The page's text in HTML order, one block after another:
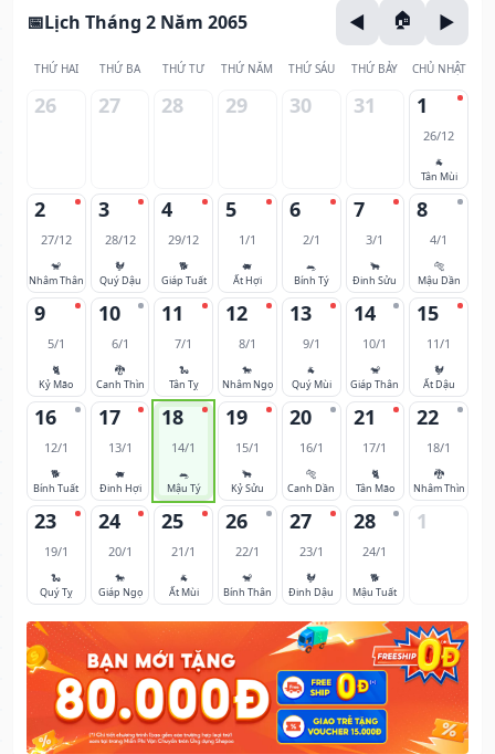
Lịch Tháng 2 Năm 2065
THỨ HAI THỨ BA THỨ TƯ THỨ NĂM THỨ SÁU THỨ BẢY CHỦ NHẬT
26 27 28 29 30 31 1
26/12
🐐
Tân Mùi
2
27/12
🐒
Nhâm Thân
3
28/12
🐓
Quý Dậu
4
29/12
🐕
Giáp Tuất
5
1/1
🐖
Ất Hợi
6
2/1
🐀
Bính Tý
7
3/1
🐂
Đinh Sửu
8
4/1
🐅
Mậu Dần
9
5/1
🐈
Kỷ Mão
10
6/1
🐉
Canh Thìn
11
7/1
🐍
Tân Tỵ
12
8/1
🐎
Nhâm Ngọ
13
9/1
🐐
Quý Mùi
14
10/1
🐒
Giáp Thân
15
11/1
🐓
Ất Dậu
16
12/1
🐕
Bính Tuất
17
13/1
🐖
Đinh Hợi
18
14/1
🐀
Mậu Tý
19
15/1
🐂
Kỷ Sửu
20
16/1
🐅
Canh Dần
21
17/1
🐈
Tân Mão
22
18/1
🐉
Nhâm Thìn
23
19/1
🐍
Quý Tỵ
24
20/1
🐎
Giáp Ngọ
25
21/1
🐐
Ất Mùi
26
22/1
🐒
Bính Thân
27
23/1
🐓
Đinh Dậu
28
24/1
🐕
Mậu Tuất
1